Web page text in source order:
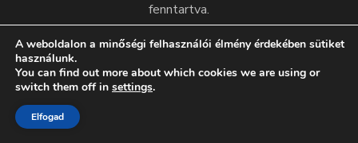
fenntartva.
A weboldalon a minőségi felhasználói élmény érdekében sütiket
használunk.
You can find out more about which cookies we are using or
switch them off in settings.
Elfogad